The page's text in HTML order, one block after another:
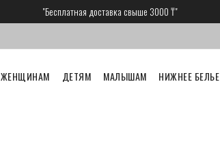
"Бесплатная доставка свыше 3000 ₸"
ЖЕНЩИНАМ ДЕТЯМ МАЛЫШАМ НИЖНЕЕ БЕЛЬЕ